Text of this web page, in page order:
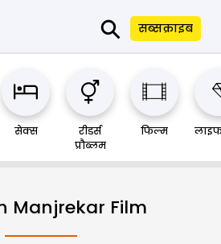
⚲ सब्सक्राइब
सेक्स
रीडर्स
प्रौब्लम
फिल्म
Manjrekar Film